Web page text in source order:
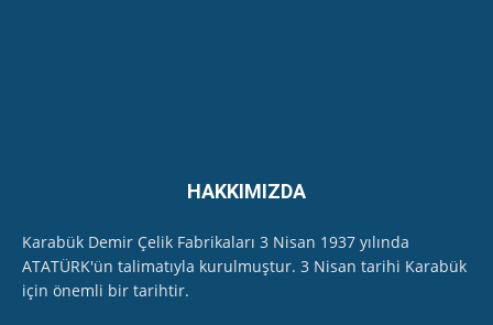
HAKKIMIZDA
Karabük Demir Çelik Fabrikaları 3 Nisan 1937 yılında
ATATÜRK'ün talimatıyla kurulmuştur. 3 Nisan tarihi Karabük
için önemli bir tarihtir.